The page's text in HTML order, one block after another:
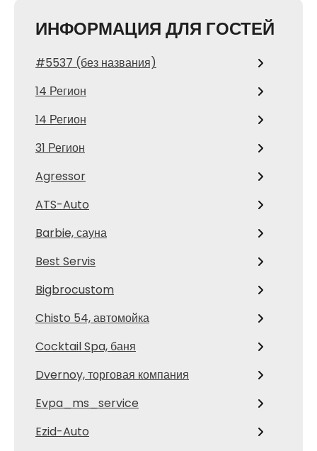
ИНФОРМАЦИЯ ДЛЯ ГОСТЕЙ
#5537 (без названия)
14 Регион
14 Регион
31 Регион
Agressor
ATS-Auto
Barbie, сауна
Best Servis
Bigbrocustom
Chisto 54, автомойка
Cocktail Spa, баня
Dvernoy, торговая компания
Evpa_ms_service
Ezid-Auto